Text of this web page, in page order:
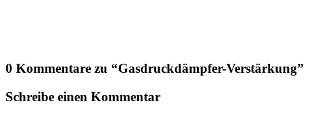
0 Kommentare zu “Gasdruckdämpfer-Verstärkung”
Schreibe einen Kommentar